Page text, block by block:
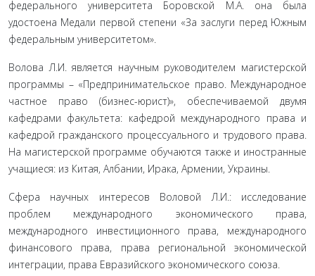
федерального университета Боровской М.А. она была
удостоена Медали первой степени «За заслуги перед Южным
федеральным университетом».
Волова Л.И. является научным руководителем магистерской
программы – «Предпринимательское право. Международное
частное право (бизнес-юрист)», обеспечиваемой двумя
кафедрами факультета: кафедрой международного права и
кафедрой гражданского процессуального и трудового права.
На магистерской программе обучаются также и иностранные
учащиеся: из Китая, Албании, Ирака, Армении, Украины.
Сфера научных интересов Воловой Л.И.: исследование
проблем международного экономического права,
международного инвестиционного права, международного
финансового права, права региональной экономической
интеграции, права Евразийского экономического союза.